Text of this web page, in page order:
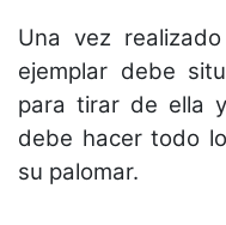
Una vez
ejemplar debe
para tirar de ella
debe hacer todo
su palomar.